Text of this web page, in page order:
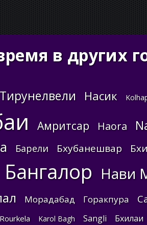
в других
Тирунелвели Насик
Амритсар Haora
Барели Бхубанешвар
Бангалор Нави
Морадабад Горакпура
Rourkela Karol Bagh Sangli Бхилаи